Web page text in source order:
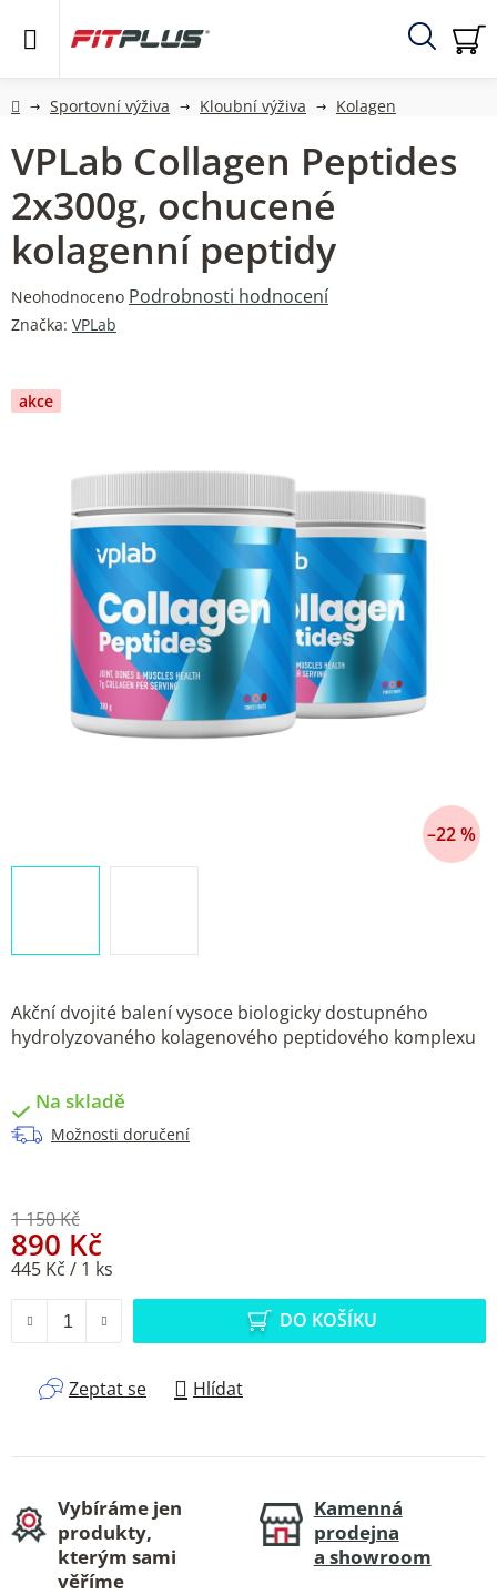
Hledat
DomůSportovní výživa Kloubní výživa Kolagen
Akční dvojité balení vysoce biologicky dostupného
hydrolyzovaného kolagenového peptidového komplexu
Na skladě
Možnosti doručení
1 150 Kč
890 Kč
Měrná cena:
445 Kč / 1 ks
DO KOŠÍKU
Zeptat se Hlídat
VPLab Collagen Peptides
2x300g, ochucené
kolagenní peptidy
Průměrné
hodnocení
0,0
z
Neohodnoceno Podrobnosti hodnocení
Značka: VPLab
akce
–22 %
Vybíráme jen
produkty,
kterým sami
věříme
Kamenná
prodejna
a showroom